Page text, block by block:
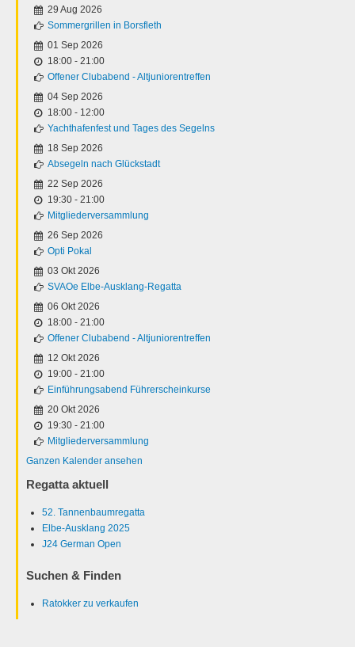
29 Aug 2026
Sommergrillen in Borsfleth
01 Sep 2026
18:00 - 21:00
Offener Clubabend - Altjuniorentreffen
04 Sep 2026
18:00 - 12:00
Yachthafenfest und Tages des Segelns
18 Sep 2026
Absegeln nach Glückstadt
22 Sep 2026
19:30 - 21:00
Mitgliederversammlung
26 Sep 2026
Opti Pokal
03 Okt 2026
SVAOe Elbe-Ausklang-Regatta
06 Okt 2026
18:00 - 21:00
Offener Clubabend - Altjuniorentreffen
12 Okt 2026
19:00 - 21:00
Einführungsabend Führerscheinkurse
20 Okt 2026
19:30 - 21:00
Mitgliederversammlung
Ganzen Kalender ansehen
Regatta aktuell
52. Tannenbaumregatta
Elbe-Ausklang 2025
J24 German Open
Suchen & Finden
Ratokker zu verkaufen